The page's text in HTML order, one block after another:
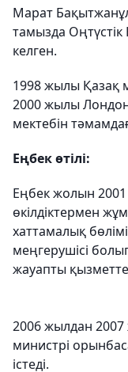
Марат
тамызда
келген.
1998 жылы Қазақ
2000 жылы
мектебін
Еңбек өтілі:
Еңбек жолын
өкілдіктермен
хаттамалық
меңгерушісі
жауапты
2006 жылдан
министрі
істеді.